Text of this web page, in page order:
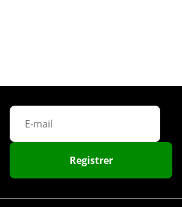
SmartShake Original2GO, 600 ml
Smartshake
Registrer